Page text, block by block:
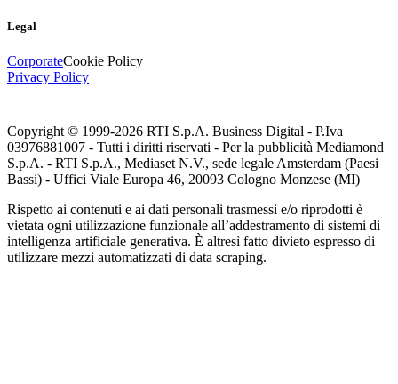
Legal
CorporateCookie Policy
Privacy Policy
Copyright © 1999-2026 RTI S.p.A. Business Digital - P.Iva
03976881007 - Tutti i diritti riservati - Per la pubblicità Mediamond
S.p.A. - RTI S.p.A., Mediaset N.V., sede legale Amsterdam (Paesi
Bassi) - Uffici Viale Europa 46, 20093 Cologno Monzese (MI)
Rispetto ai contenuti e ai dati personali trasmessi e/o riprodotti è
vietata ogni utilizzazione funzionale all’addestramento di sistemi di
intelligenza artificiale generativa. È altresì fatto divieto espresso di
utilizzare mezzi automatizzati di data scraping.